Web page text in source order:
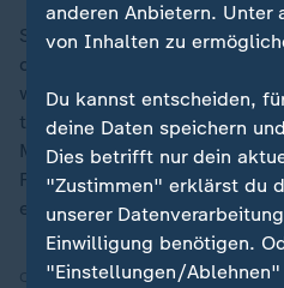
Seit Oktober 2023 hatte
die Selecao bestritten -
wieder für seinen Jugendklub
trifft die Selecao in der
Marokko, Schottland und
Fans warten seit dem
ersehnten sechsten WM-
Quelle:dpa, SID
anderen Anbietern. Unter
von Inhalten zu
Du kannst entscheiden,
deine Daten speichern
Dies betrifft nur dein
"Zustimmen" erklärst du
unserer
Einwilligung benötigen.
"Einstellungen/